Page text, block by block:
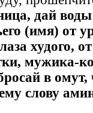
дай
(имя) от
худого,
мужика-
в
слову